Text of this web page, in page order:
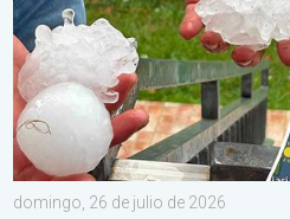
domingo, 26 de julio de 2026